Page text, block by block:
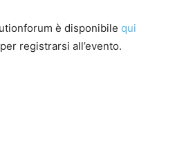
è disponibile qui
per registrarsi all’evento.